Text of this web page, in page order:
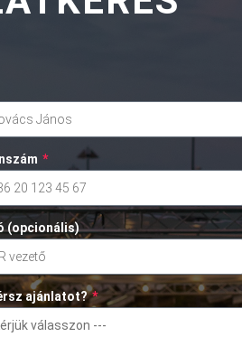
*
(opcionális)
ajánlatot? *